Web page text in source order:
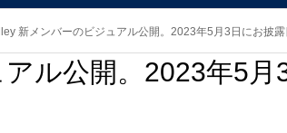
新メンバーのビジュアル公開。2023年5月3日にお披
ル公開。2023年5月